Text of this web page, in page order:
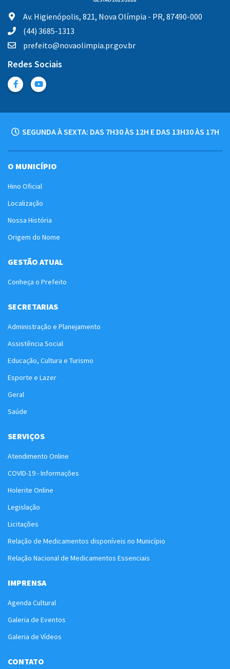
Av. Higienópolis, 821, Nova Olímpia - PR, 87490-000
(44) 3685-1313
prefeito@novaolimpia.pr.gov.br
Redes Sociais
SEGUNDA À SEXTA: DAS 7H30 ÀS 12H E DAS 13H30 ÀS 17H
O MUNICÍPIO
Hino Oficial
Localização
Nossa História
Origem do Nome
GESTÃO ATUAL
Conheça o Prefeito
SECRETARIAS
Administração e Planejamento
Assistência Social
Educação, Cultura e Turismo
Esporte e Lazer
Geral
Saúde
SERVIÇOS
Atendimento Online
COVID-19 - Informações
Holerite Online
Legislação
Licitações
Relação de Medicamentos disponíveis no Município
Relação Nacional de Medicamentos Essenciais
IMPRENSA
Agenda Cultural
Galeria de Eventos
Galeria de Vídeos
CONTATO